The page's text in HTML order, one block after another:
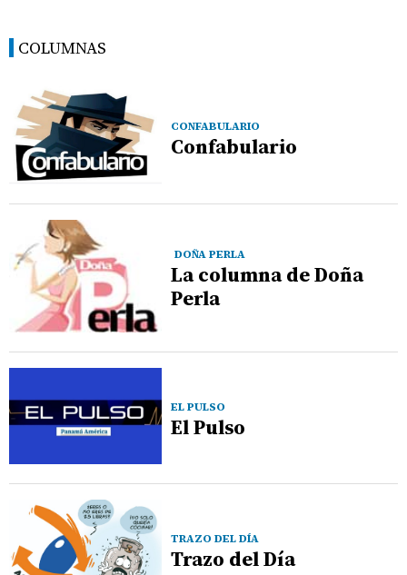
COLUMNAS
CONFABULARIO
Confabulario
DOÑA PERLA
La columna de Doña
Perla
EL PULSO
El Pulso
TRAZO DEL DÍA
Trazo del Día